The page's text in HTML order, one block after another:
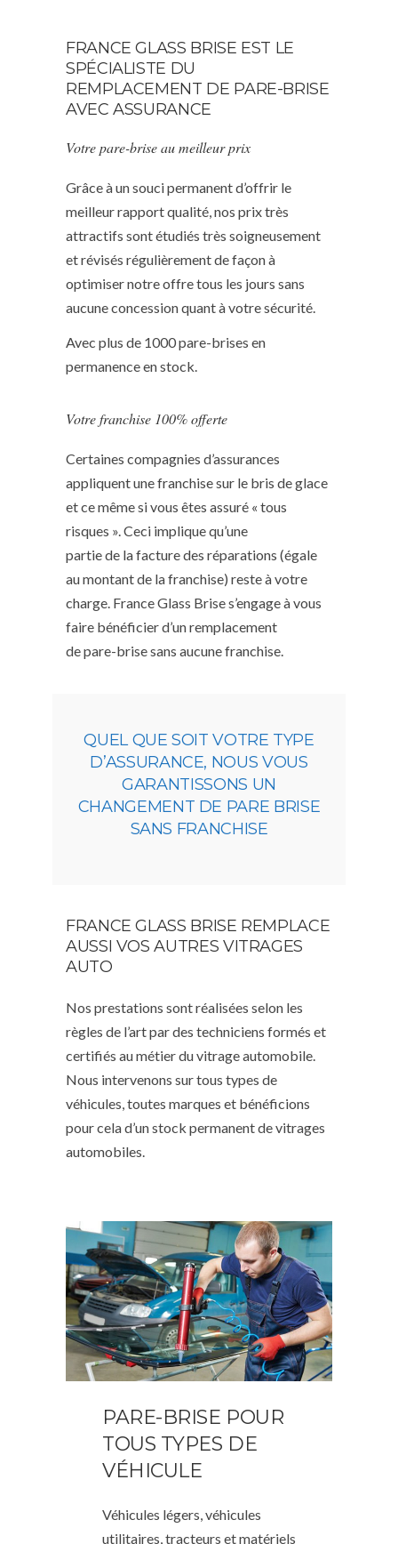
FRANCE GLASS BRISE EST LE
SPÉCIALISTE DU
REMPLACEMENT DE PARE-BRISE
AVEC ASSURANCE
Votre pare-brise au meilleur prix
Grâce à un souci permanent d’offrir le
meilleur rapport qualité, nos prix très
attractifs sont étudiés très soigneusement
et révisés régulièrement de façon à
optimiser notre offre tous les jours sans
aucune concession quant à votre sécurité.
Avec plus de 1000 pare-brises en
permanence en stock.
Votre franchise 100% offerte
Certaines compagnies d’assurances
appliquent une franchise sur le bris de glace
et ce même si vous êtes assuré « tous
risques ». Ceci implique qu’une
partie de la facture des réparations (égale
au montant de la franchise) reste à votre
charge. France Glass Brise s’engage à vous
faire bénéficier d’un remplacement
de pare-brise sans aucune franchise.
QUEL QUE SOIT VOTRE TYPE
D’ASSURANCE, NOUS VOUS
GARANTISSONS UN
CHANGEMENT DE PARE BRISE
SANS FRANCHISE
FRANCE GLASS BRISE REMPLACE
AUSSI VOS AUTRES VITRAGES
AUTO
Nos prestations sont réalisées selon les
règles de l’art par des techniciens formés et
certifiés au métier du vitrage automobile.
Nous intervenons sur tous types de
véhicules, toutes marques et bénéficions
pour cela d’un stock permanent de vitrages
automobiles.
PARE-BRISE POUR
TOUS TYPES DE
VÉHICULE
Véhicules légers, véhicules
utilitaires, tracteurs et matériels